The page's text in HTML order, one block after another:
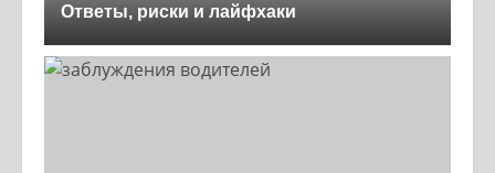
Ответы, риски и лайфхаки